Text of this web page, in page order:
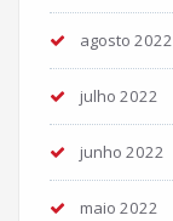
agosto 2022
julho 2022
junho 2022
maio 2022